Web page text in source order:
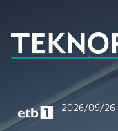
2026/09/26